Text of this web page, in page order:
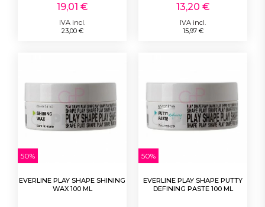
19,01 €
IVA incl.
23,00 €
13,20 €
IVA incl.
15,97 €
50%
EVERLINE PLAY SHAPE SHINING
WAX 100 ML
50%
EVERLINE PLAY SHAPE PUTTY
DEFINING PASTE 100 ML